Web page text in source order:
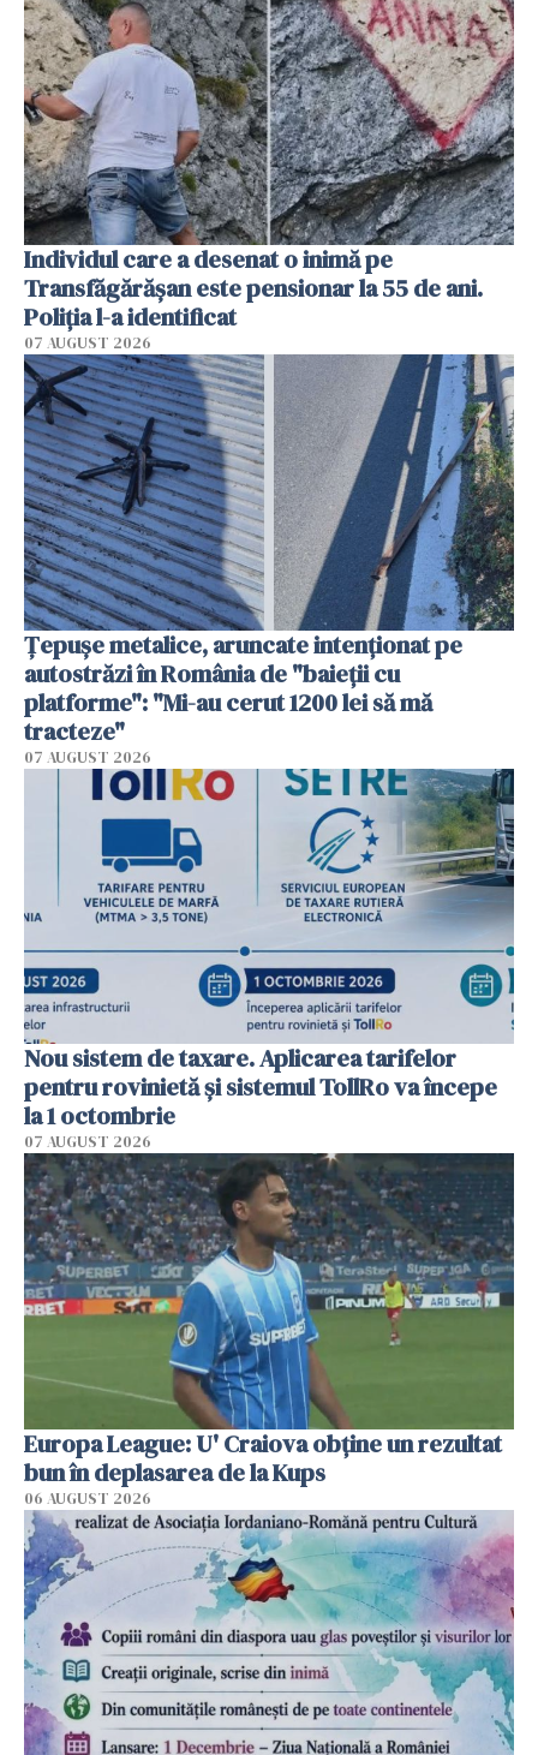
Individul care a desenat o inimă pe
Transfăgărășan este pensionar la 55 de ani.
Poliția l-a identificat
07 AUGUST 2026
Țepușe metalice, aruncate intenționat pe
autostrăzi în România de "baieții cu
platforme": "Mi-au cerut 1200 lei să mă
tracteze"
07 AUGUST 2026
Nou sistem de taxare. Aplicarea tarifelor
pentru rovinietă şi sistemul TollRo va începe
la 1 octombrie
07 AUGUST 2026
Europa League: U' Craiova obține un rezultat
bun în deplasarea de la Kups
06 AUGUST 2026